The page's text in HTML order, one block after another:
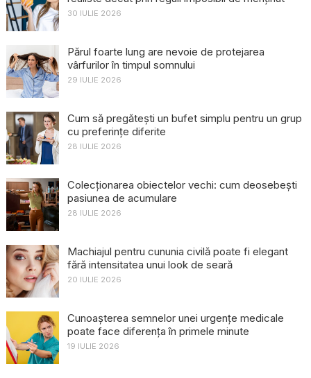
30 IULIE 2026
Părul foarte lung are nevoie de protejarea
vârfurilor în timpul somnului
29 IULIE 2026
Cum să pregătești un bufet simplu pentru un grup
cu preferințe diferite
28 IULIE 2026
Colecționarea obiectelor vechi: cum deosebești
pasiunea de acumulare
28 IULIE 2026
Machiajul pentru cununia civilă poate fi elegant
fără intensitatea unui look de seară
20 IULIE 2026
Cunoașterea semnelor unei urgențe medicale
poate face diferența în primele minute
19 IULIE 2026